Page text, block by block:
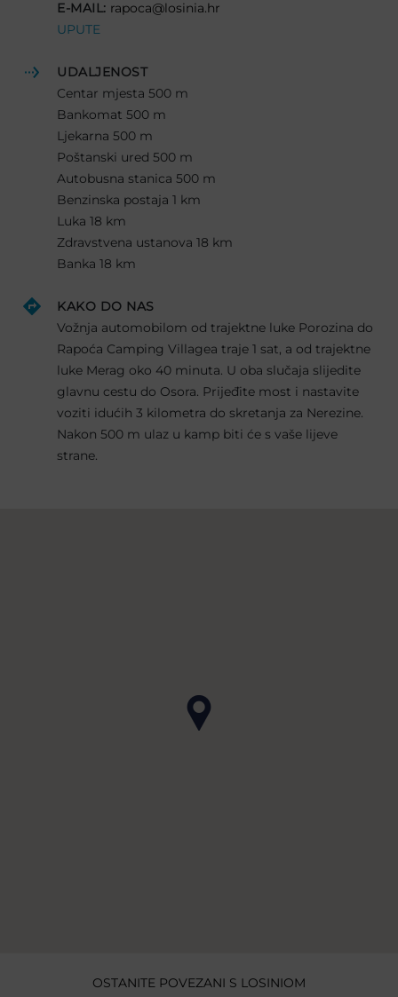
E-MAIL: rapoca@losinia.hr
UPUTE
UDALJENOST
Centar mjesta 500 m
Bankomat 500 m
Ljekarna 500 m
Poštanski ured 500 m
Autobusna stanica 500 m
Benzinska postaja 1 km
Luka 18 km
Zdravstvena ustanova 18 km
Banka 18 km
KAKO DO NAS
Vožnja automobilom od trajektne luke Porozina do
Rapoća Camping Villagea traje 1 sat, a od trajektne
luke Merag oko 40 minuta. U oba slučaja slijedite
glavnu cestu do Osora. Prijeđite most i nastavite
voziti idućih 3 kilometra do skretanja za Nerezine.
Nakon 500 m ulaz u kamp biti će s vaše lijeve
strane.
OSTANITE POVEZANI S LOSINIOM